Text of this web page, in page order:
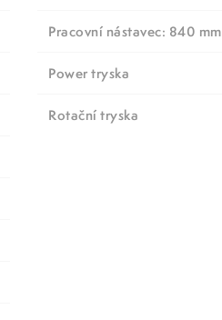
Pracovní nástavec: 840 mm
Power tryska
Rotační tryska